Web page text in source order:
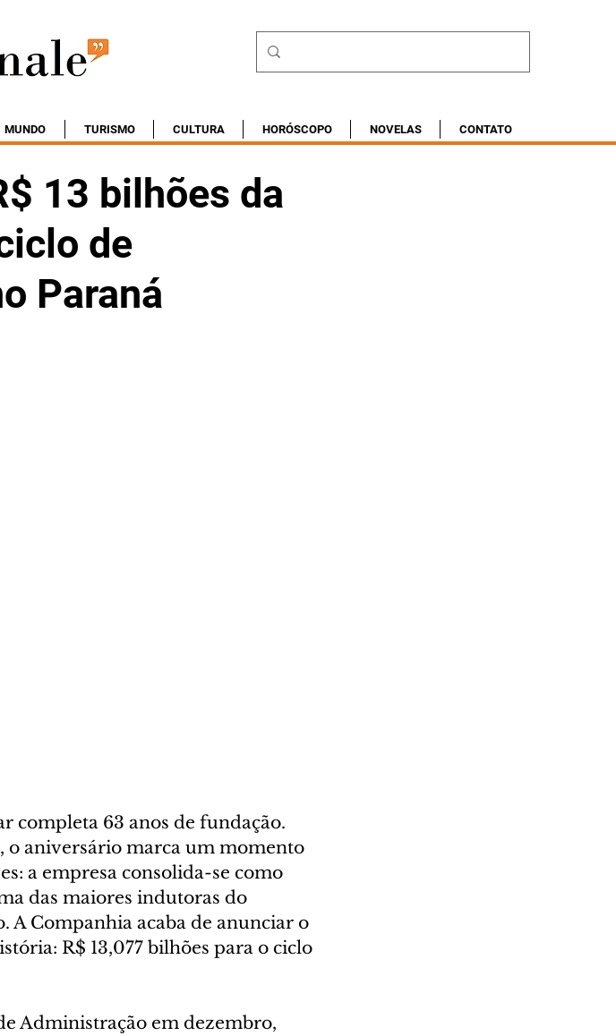
MUNDO TURISMO CULTURA HORÓSCOPO NOVELAS CONTATO
13 bilhões da
de
Paraná
completa 63 anos de fundação.
o aniversário marca um momento
a empresa consolida-se como
das maiores indutoras do
A Companhia acaba de anunciar o
R$ 13,077 bilhões para o ciclo
Administração em dezembro,